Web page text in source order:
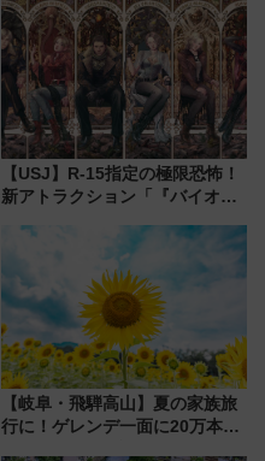
「身の回り品」新サイズ制限
(40×30×20cm)おさらい
【USJ】R-15指定の極限恐怖！
新アトラクション「『バイオハ
ブ」今秋登場 ―予測不能の恐
怖に泣き叫べ―
【岐阜・飛騨高山】夏の家族旅
行に！ゲレンデ一面に20万本の